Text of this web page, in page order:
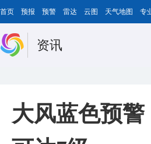
首页 预报 预警 雷达 云图 天气地图 专
资讯
大风蓝色预